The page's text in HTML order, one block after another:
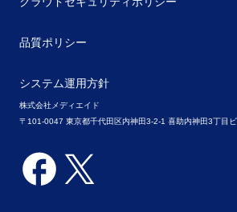
株式会社メディエイド
〒101-0047 東京都千代田区内神田3-2-1 喜助内神田3丁目
品質ポリシー
システム運用方針